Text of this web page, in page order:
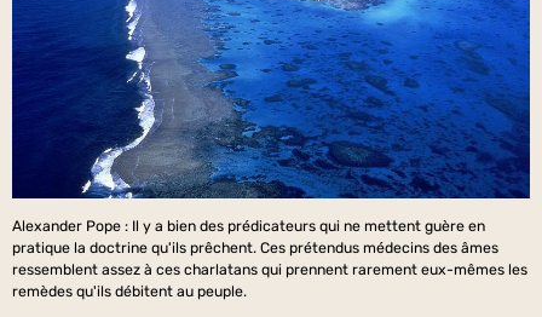
Alexander Pope : Il y a bien des prédicateurs qui ne mettent guère en
pratique la doctrine qu'ils prêchent. Ces prétendus médecins des âmes
ressemblent assez à ces charlatans qui prennent rarement eux-mêmes les
remèdes qu'ils débitent au peuple.